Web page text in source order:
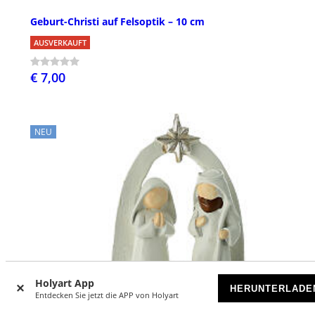
Holyart App
Entdecken Sie jetzt die APP von Holyart
Geburt-Christi auf Felsoptik – 10 cm
AUSVERKAUFT
€ 7,00
NEU